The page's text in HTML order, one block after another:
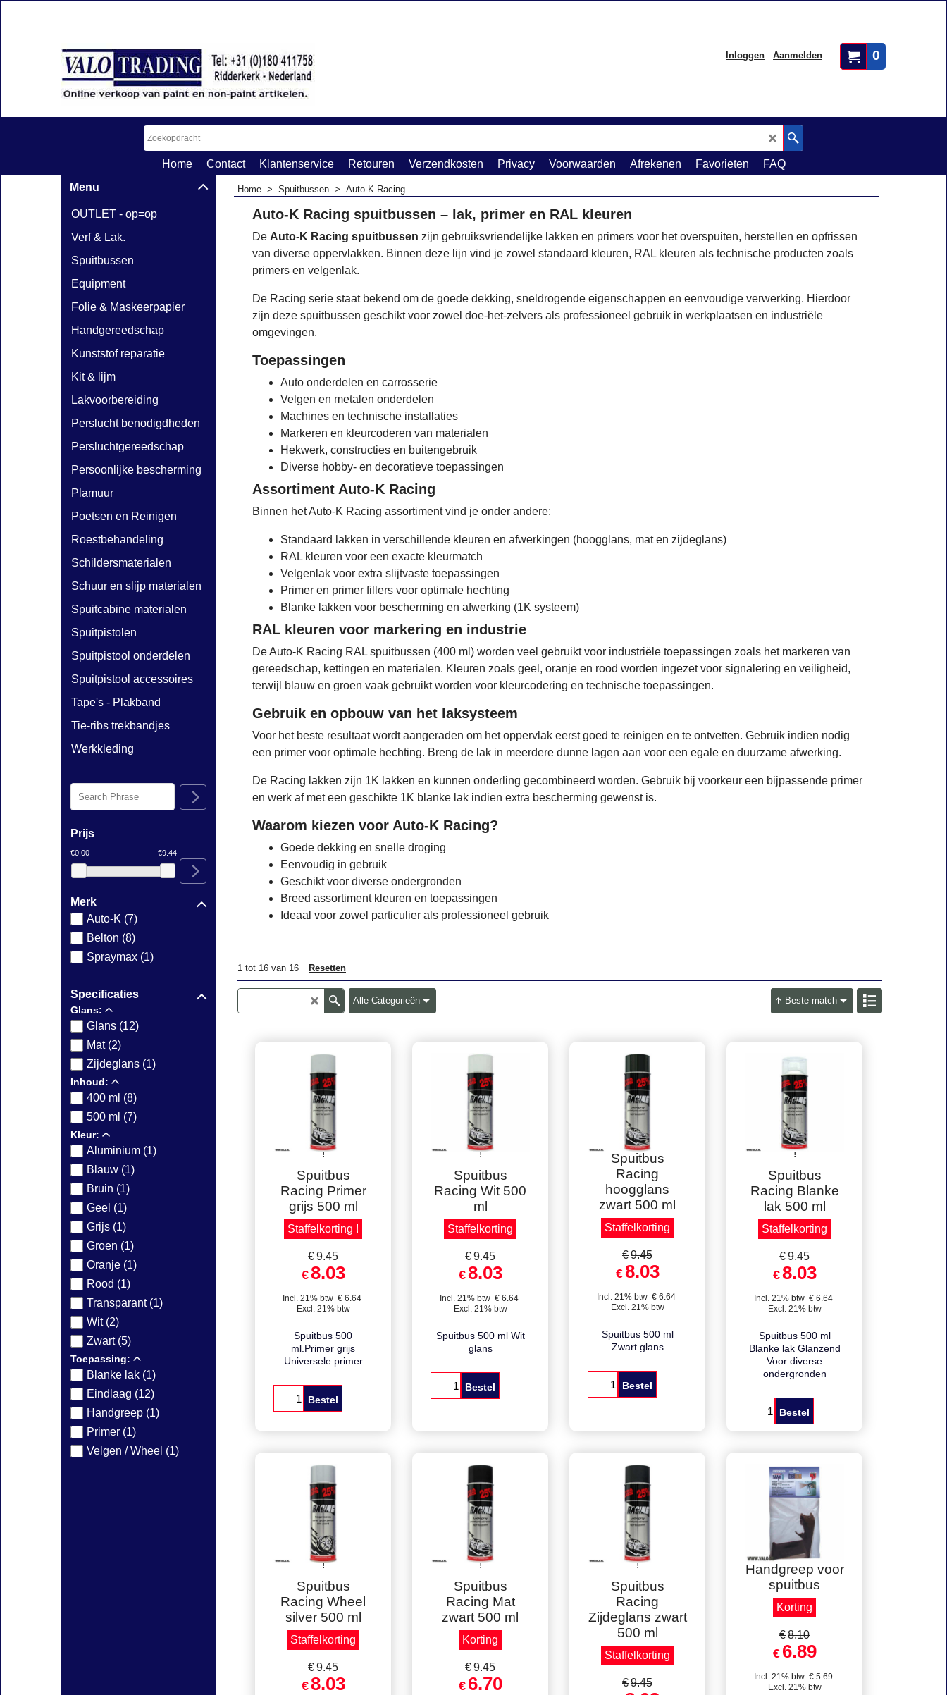
0
Inloggen Aanmelden
Home Contact Klantenservice Retouren Verzendkosten Privacy Voorwaarden Afrekenen Favorieten
FAQ
Menu
OUTLET - op=op
Verf & Lak.
Spuitbussen
Equipment
Folie & Maskeerpapier
Handgereedschap
Kunststof reparatie
Kit & lijm
Lakvoorbereiding
Perslucht benodigdheden
Persluchtgereedschap
Persoonlijke bescherming
Plamuur
Poetsen en Reinigen
Roestbehandeling
Schildersmaterialen
Schuur en slijp materialen
Spuitcabine materialen
Spuitpistolen
Spuitpistool onderdelen
Spuitpistool accessoires
Tape's - Plakband
Tie-ribs trekbandjes
Werkkleding
Prijs
€0.00 €9.44
Merk
Auto-K (7)
Belton (8)
Spraymax (1)
Specificaties
Glans:
Glans (12)
Mat (2)
Zijdeglans (1)
Inhoud:
400 ml (8)
500 ml (7)
Kleur:
Aluminium (1)
Blauw (1)
Bruin (1)
Geel (1)
Grijs (1)
Groen (1)
Oranje (1)
Rood (1)
Transparant (1)
Wit (2)
Zwart (5)
Toepassing:
Blanke lak (1)
Eindlaag (12)
Handgreep (1)
Primer (1)
Velgen / Wheel (1)
Home > Spuitbussen > Auto-K Racing
Auto-K Racing spuitbussen – lak, primer en RAL kleuren
De Auto-K Racing spuitbussen zijn gebruiksvriendelijke lakken en primers voor het overspuiten, herstellen en opfrissen
van diverse oppervlakken. Binnen deze lijn vind je zowel standaard kleuren, RAL kleuren als technische producten zoals
primers en velgenlak.
De Racing serie staat bekend om de goede dekking, sneldrogende eigenschappen en eenvoudige verwerking. Hierdoor
zijn deze spuitbussen geschikt voor zowel doe-het-zelvers als professioneel gebruik in werkplaatsen en industriële
omgevingen.
Toepassingen
Auto onderdelen en carrosserie
Velgen en metalen onderdelen
Machines en technische installaties
Markeren en kleurcoderen van materialen
Hekwerk, constructies en buitengebruik
Diverse hobby- en decoratieve toepassingen
Assortiment Auto-K Racing
Binnen het Auto-K Racing assortiment vind je onder andere:
Standaard lakken in verschillende kleuren en afwerkingen (hoogglans, mat en zijdeglans)
RAL kleuren voor een exacte kleurmatch
Velgenlak voor extra slijtvaste toepassingen
Primer en primer fillers voor optimale hechting
Blanke lakken voor bescherming en afwerking (1K systeem)
RAL kleuren voor markering en industrie
De Auto-K Racing RAL spuitbussen (400 ml) worden veel gebruikt voor industriële toepassingen zoals het markeren van
gereedschap, kettingen en materialen. Kleuren zoals geel, oranje en rood worden ingezet voor signalering en veiligheid,
terwijl blauw en groen vaak gebruikt worden voor kleurcodering en technische toepassingen.
Gebruik en opbouw van het laksysteem
Voor het beste resultaat wordt aangeraden om het oppervlak eerst goed te reinigen en te ontvetten. Gebruik indien nodig
een primer voor optimale hechting. Breng de lak in meerdere dunne lagen aan voor een egale en duurzame afwerking.
De Racing lakken zijn 1K lakken en kunnen onderling gecombineerd worden. Gebruik bij voorkeur een bijpassende primer
en werk af met een geschikte 1K blanke lak indien extra bescherming gewenst is.
Waarom kiezen voor Auto-K Racing?
Goede dekking en snelle droging
Eenvoudig in gebruik
Geschikt voor diverse ondergronden
Breed assortiment kleuren en toepassingen
Ideaal voor zowel particulier als professioneel gebruik
1 tot 16 van 16 Resetten
Alle Categorieën Beste match
Volle dozen korting
!
Spuitbus
Racing Primer
grijs 500 ml
Staffelkorting !
€9.45
€8.03
Excl. 21% btw
Spuitbus 500
Universele primer
Volle dozen korting
!
Spuitbus
Racing Wit 500
ml
Staffelkorting
€9.45
€8.03
Excl. 21% btw
glans
Volle dozen korting
Spuitbus
Racing
hoogglans
zwart 500 ml
Staffelkorting
€9.45
€8.03
Excl. 21% btw
Zwart glans
Volle dozen korting
!
Spuitbus
Racing Blanke
lak 500 ml
Staffelkorting
€9.45
€8.03
Excl. 21% btw
Spuitbus 500 ml
Blanke lak Glanzend
ondergronden
Volle dozen korting
!
Spuitbus
Racing Wheel
silver 500 ml
Staffelkorting
Volle dozen korting
!
Spuitbus
Racing Mat
zwart 500 ml
Korting
Volle dozen korting
!
Spuitbus
Racing
Zijdeglans zwart
500 ml
Prijs per stuk.
Handgreep voor
spuitbus
Korting
€ 8.10